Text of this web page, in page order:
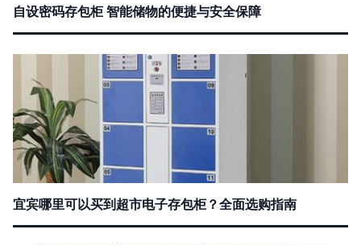
自设密码存包柜 智能储物的便捷与安全保障
宜宾哪里可以买到超市电子存包柜？全面选购指南